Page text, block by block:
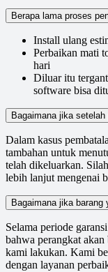
Berapa lama proses
Install ulang
Perbaikan mati
hari
Diluar itu
software bisa
Bagaimana jika
Dalam kasus
tambahan untuk
telah dikeluarkan.
lebih lanjut mengenai
Bagaimana jika
Selama periode
bahwa perangkat
kami lakukan. Kami
dengan layanan